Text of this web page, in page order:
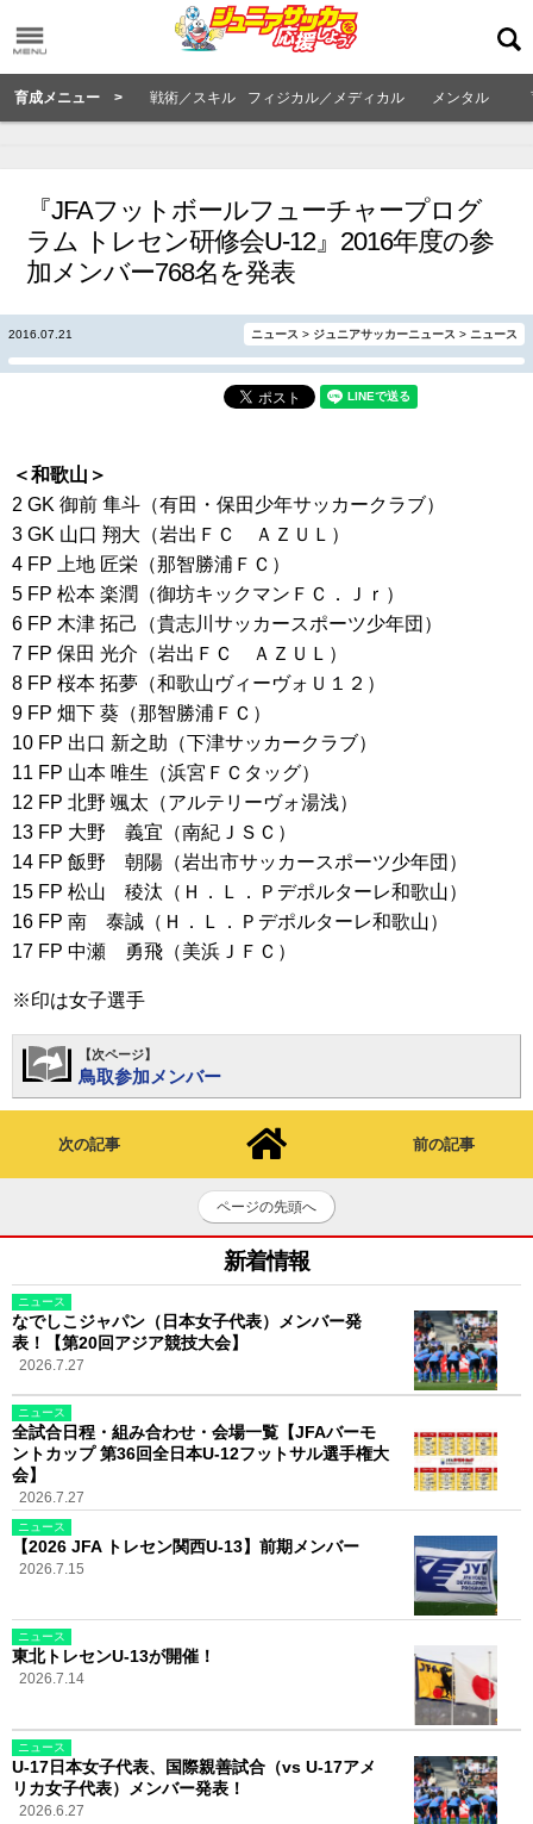
育成メニュー > 戦術／スキル フィジカル／メディカル メンタル
『JFAフットボールフューチャープログ
ラム トレセン研修会U-12』2016年度の参
加メンバー768名を発表
2016.07.21 ニュース > ジュニアサッカーニュース > ニュース
＜和歌山＞
2 GK 御前 隼斗（有田・保田少年サッカークラブ）
3 GK 山口 翔大（岩出ＦＣ ＡＺＵＬ）
4 FP 上地 匠栄（那智勝浦ＦＣ）
5 FP 松本 楽潤（御坊キックマンＦＣ．Ｊｒ）
6 FP 木津 拓己（貴志川サッカースポーツ少年団）
7 FP 保田 光介（岩出ＦＣ ＡＺＵＬ）
8 FP 桜本 拓夢（和歌山ヴィーヴォＵ１２）
9 FP 畑下 葵（那智勝浦ＦＣ）
10 FP 出口 新之助（下津サッカークラブ）
11 FP 山本 唯生（浜宮ＦＣタッグ）
12 FP 北野 颯太（アルテリーヴォ湯浅）
13 FP 大野 義宜（南紀ＪＳＣ）
14 FP 飯野 朝陽（岩出市サッカースポーツ少年団）
15 FP 松山 稜汰（Ｈ．Ｌ．Ｐデポルターレ和歌山）
16 FP 南 泰誠（Ｈ．Ｌ．Ｐデポルターレ和歌山）
17 FP 中瀬 勇飛（美浜ＪＦＣ）
※印は女子選手
【次ページ】
鳥取参加メンバー
次の記事 前の記事
ページの先頭へ
新着情報
ニュース
なでしこジャパン（日本女子代表）メンバー発
表！【第20回アジア競技大会】
2026.7.27
ニュース
全試合日程・組み合わせ・会場一覧【JFAバーモ
ントカップ 第36回全日本U-12フットサル選手権大
会】
2026.7.27
ニュース
【2026 JFA トレセン関西U-13】前期メンバー
2026.7.15
ニュース
東北トレセンU-13が開催！
2026.7.14
ニュース
U-17日本女子代表、国際親善試合（vs U-17アメ
リカ女子代表）メンバー発表！
2026.6.27